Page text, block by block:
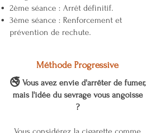
2ème séance : Arrêt définitif.
3ème séance : Renforcement et
prévention de rechute.
Méthode Progressive
🚭 Vous avez envie d'arrêter de fumer,
mais l'idée du sevrage vous angoisse
?